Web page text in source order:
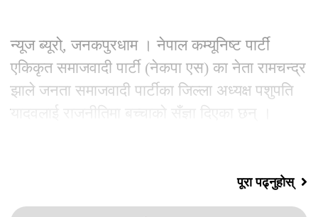
न्यूज ब्यूरो्, जनकपुरधाम । नेपाल कम्यूनिष्ट पार्टी
एकिकृत समाजवादी पार्टी (नेकपा एस) का नेता रामचन्द्र
झाले जनता समाजवादी पार्टीका जिल्ला अध्यक्ष पशुपति
यादवलाई राजनीतिमा बच्चाको सँज्ञा दिएका छन् ।
पूरा पढ्नुहोस्